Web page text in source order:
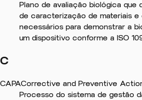
Plano de avaliação biológica que
de caracterização de materiais e
necessários para demonstrar a
um dispositivo conforme a ISO
C
CAPACorrective and Preventive
Processo do sistema de gestão